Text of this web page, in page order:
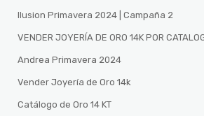
Ilusion Primavera 2024 | Campaña 2
VENDER JOYERÍA DE ORO 14K POR
Andrea Primavera 2024
Vender Joyería de Oro 14k
Catálogo de Oro 14 KT